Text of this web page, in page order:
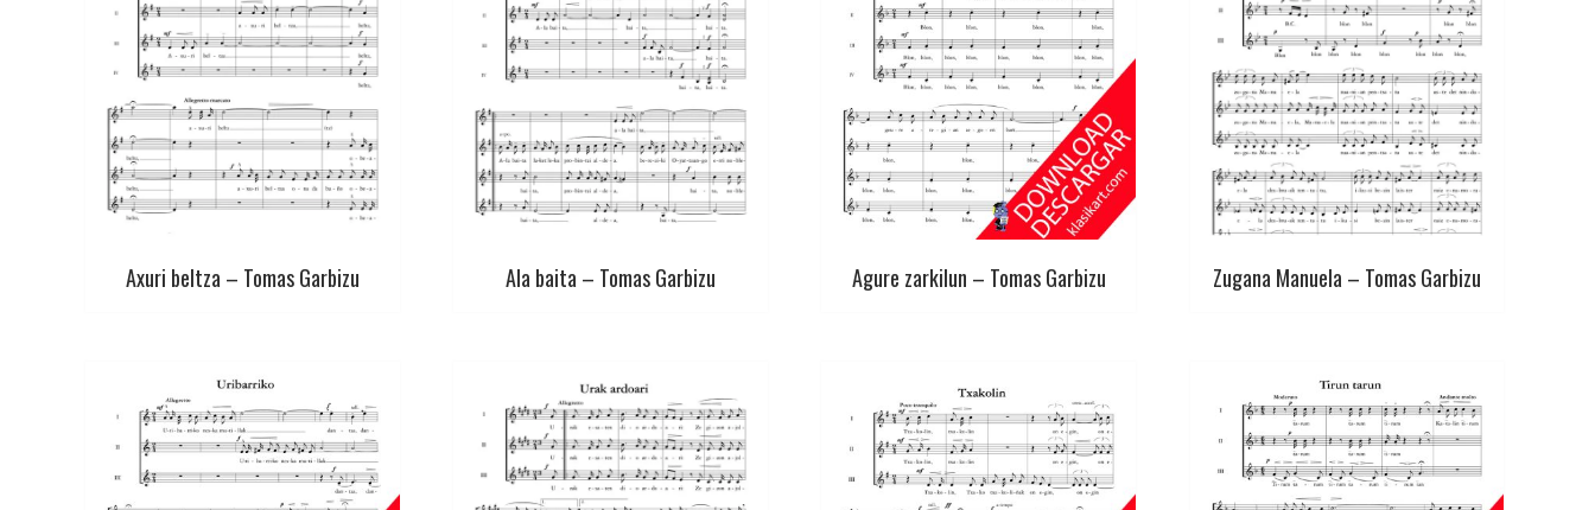
Axuri beltza – Tomas Garbizu Ala baita – Tomas Garbizu Agure zarkilun – Tomas Garbizu Zugana Manuela – Tomas Garbizu